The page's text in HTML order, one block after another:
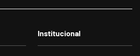
Institucional